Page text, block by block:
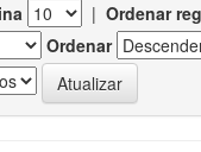
| Ordenar
Ordenar